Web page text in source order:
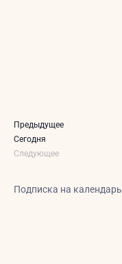
ПредыдущееМероприятия
Cегодня
Следующее
Подписка на календарь